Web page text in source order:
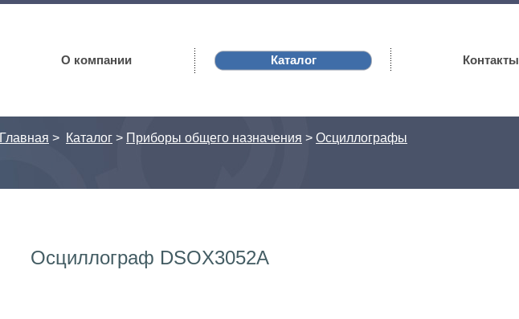
О компании Каталог Контакты
Главная > Каталог > Приборы общего назначения > Осциллографы
Осциллограф DSOX3052A